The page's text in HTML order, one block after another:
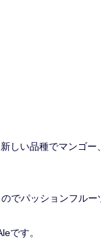
しい品種でマンゴ
パッションフルー
です。